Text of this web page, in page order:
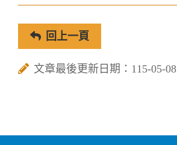
回上一頁
文章最後更新日期：115-05-08